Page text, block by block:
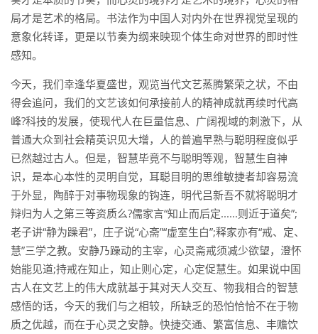
局才是艺术的格局。书法作为中国人对内外在世界视觉呈现的
意象化转译，更是以节奏为纲来映现个体生命对世界的即时性
感知。
今天，我们幸逢华夏盛世，观览当代文艺蒸腾繁荣之状，不由
得会追问，我们的文艺该如何承接前人的精神成就再续时代高
峰?科技的发展，使现代人在巨量信息、广阔视域的刺激下，从
普通大众到社会精英识见大增，人的普遍早熟与聪明程度似乎
已然越过古人。但是，智慧毕竟不与聪明等观，智慧生自神
识，是本心本性的灵明自觉，耳聪目明的思维敏捷者却容易流
于外显，陶醉于对事物现象的钩连，明代吕新吾不就将聪明才
辩归为人之第三等资质么?儒家言“知止而后定......则近于道矣”;
老子讲“静为躁君”，庄子说“心斋”“虚室生白”;释家亦有“戒、定、
慧”三学之教。安静乃躁动的主宰，心灵斋戒须减少欲望，澄怀
始能见道;持戒在知止，知止则心定，心定促慧生。如果说中国
古人在文艺上的伟大成就基于其对天人交互、物我相合的智慧
感悟的话，今天的我们与之相较，所缺乏的恐怕恰恰不在于物
质之优越，而在于心灵之安静。快捷交通、繁富信息、丰赡饮